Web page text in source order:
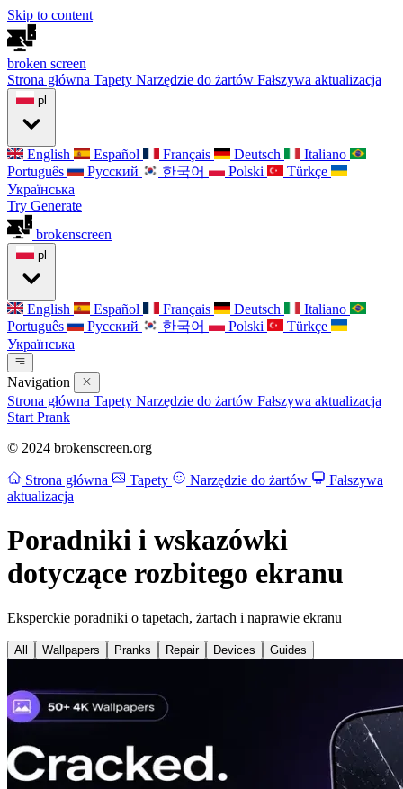
Skip to content
broken screen
Strona główna Tapety Narzędzie do żartów Fałszywa aktualizacja
pl
English Español Français Deutsch
Italiano
Português
Русский 한국어 Polski
Türkçe
Українська
Try Generate
brokenscreen
pl
English Español Français Deutsch
Italiano
Português
Русский 한국어 Polski
Türkçe
Українська
Navigation
Strona główna Tapety Narzędzie do żartów Fałszywa aktualizacja
Start Prank
© 2024 brokenscreen.org
Strona główna Tapety Narzędzie do żartów
Fałszywa
aktualizacja
Poradniki i wskazówki
dotyczące rozbitego ekranu
Eksperckie poradniki o tapetach, żartach i naprawie ekranu
All Wallpapers Pranks Repair Devices Guides